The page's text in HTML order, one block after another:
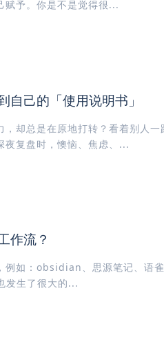
赋予。你是不是觉得很...
己的「使用说明书」
却总是在原地打转？看着别人一
夜复盘时，懊恼、焦虑、...
作流？
例如：obsidian、思源笔记、语
发生了很大的...